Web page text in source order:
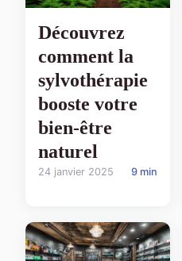
Découvrez
comment la
sylvothérapie
booste votre
bien-être
naturel
24 janvier 2025 9 min